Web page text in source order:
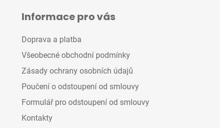
Informace pro vás
Doprava a platba
Všeobecné obchodní podmínky
Zásady ochrany osobních údajů
Poučení o odstoupení od smlouvy
Formulář pro odstoupení od smlouvy
Kontakty